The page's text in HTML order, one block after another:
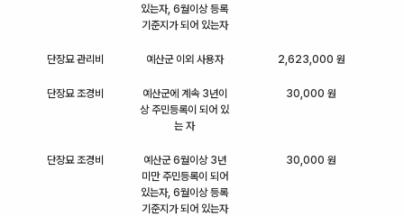
있는자, 6월이상 등록
기준지가 되어 있는자
단장묘 관리비 예산군 이외 사용자 2,623,000 원
단장묘 조경비
예산군에 계속 3년이
상 주민등록이 되어 있
는 자
30,000 원
단장묘 조경비
예산군 6월이상 3년
미만 주민등록이 되어
있는자, 6월이상 등록
기준지가 되어 있는자
30,000 원